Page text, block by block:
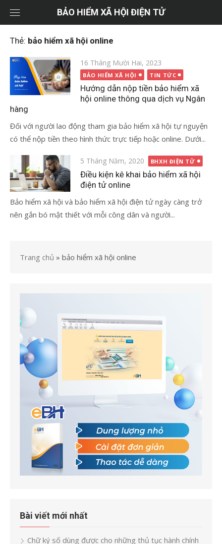
dung
BẢO HIỂM XÃ HỘI ĐIỆN TỬ
Thẻ: bảo hiểm xã hội online
Đăng
vào
16 Tháng Mười Hai, 2023
BẢO HIỂM XÃ HỘI TIN TỨC
Hướng dẫn nộp tiền bảo hiểm xã
hội online thông qua dịch vụ Ngân
hàng
Đối với người lao động tham gia bảo hiểm xã hội tự nguyện
có thể nộp tiền theo hình thức trực tiếp hoặc online. Dưới...
Đăng
vào
5 Tháng Năm, 2020 BHXH ĐIỆN TỬ
Điều kiện kê khai bảo hiểm xã hội
điện tử online
Bảo hiểm xã hội và bảo hiểm xã hội điện tử ngày càng trở
nên gắn bó mật thiết với mỗi công dân và người...
Trang chủ » bảo hiểm xã hội online
Bài viết mới nhất
Chữ ký số dùng được cho những thủ tục hành chính